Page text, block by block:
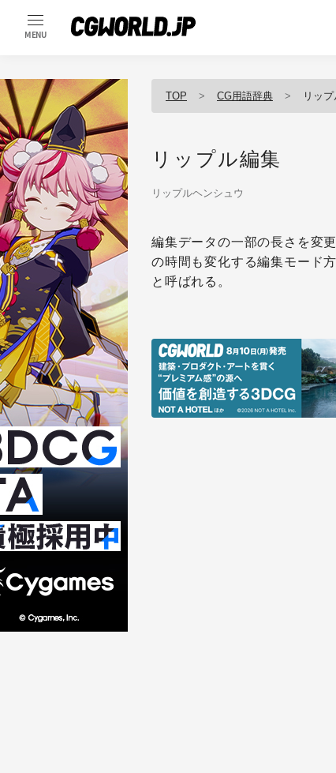
MENU
TOP CG用語辞典 リッ
リップル編集
リップルヘンシュウ
編集データの一部の長さを変
の時間も変化する編集モード
と呼ばれる。